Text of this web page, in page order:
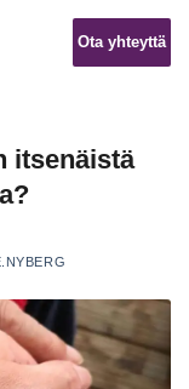
Ota yhteyttä
itsenäistä